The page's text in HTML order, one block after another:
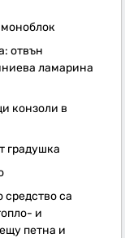
отвън
ламарина
конзоли в
градушка
средство са
и
петна и